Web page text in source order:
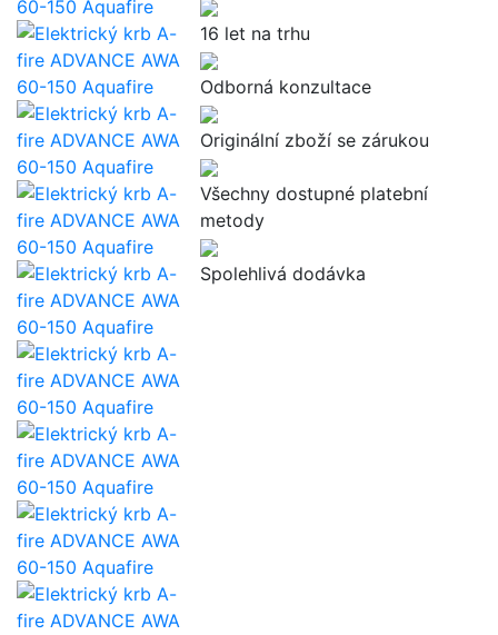
16 let na trhu
Odborná konzultace
Originální zboží se zárukou
Všechny dostupné platební
metody
Spolehlivá dodávka